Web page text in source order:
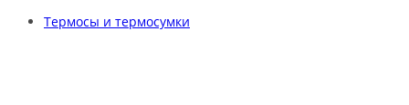
Термосы и термосумки